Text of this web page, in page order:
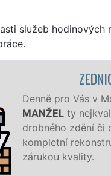
služeb
naši hodinoví
zednické práce
realizace
rekreačních